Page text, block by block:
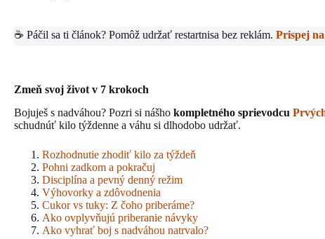
☕ Páčil sa ti článok? Pomôž udržať restartnisa bez reklám. Prispej
Zmeň svoj život v 7 krokoch
Bojuješ s nadváhou? Pozri si nášho kompletného sprievodcu
schudnúť kilo týždenne a váhu si dlhodobo udržať.
Rozhodnutie zhodiť kilo za týždeň
Pohni zadkom a pokračuj
Disciplína a pevný denný režim
Výhovorky a zdôvodnenia
Cukor vs tuky: Z čoho priberáme?
Ako ovplyvňujú priberanie návyky
Ako vyhrať boj s nadváhou natrvalo?